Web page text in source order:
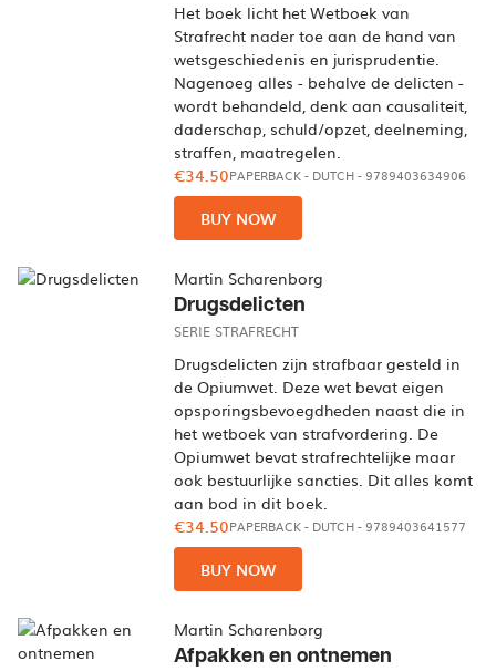
Het boek licht het Wetboek van
Strafrecht nader toe aan de hand van
wetsgeschiedenis en jurisprudentie.
Nagenoeg alles - behalve de delicten -
wordt behandeld, denk aan causaliteit,
daderschap, schuld/opzet, deelneming,
straffen, maatregelen.
€34.50PAPERBACK- DUTCH- 9789403634906
BUY NOW
Martin Scharenborg
Drugsdelicten
SERIE STRAFRECHT
Drugsdelicten zijn strafbaar gesteld in
de Opiumwet. Deze wet bevat eigen
opsporingsbevoegdheden naast die in
het wetboek van strafvordering. De
Opiumwet bevat strafrechtelijke maar
ook bestuurlijke sancties. Dit alles komt
aan bod in dit boek.
€34.50PAPERBACK- DUTCH- 9789403641577
BUY NOW
Martin Scharenborg
Afpakken en ontnemen